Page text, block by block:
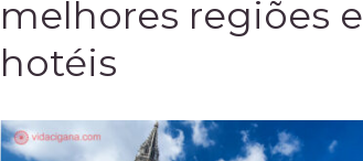
melhores regiões e
hotéis